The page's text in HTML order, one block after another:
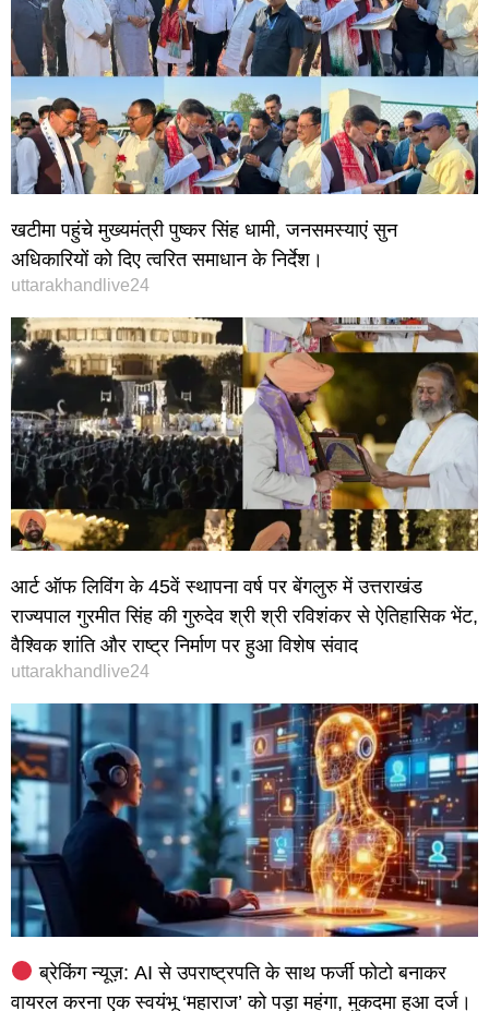
खटीमा पहुंचे मुख्यमंत्री पुष्कर सिंह धामी, जनसमस्याएं सुन
अधिकारियों को दिए त्वरित समाधान के निर्देश।
uttarakhandlive24
आर्ट ऑफ लिविंग के 45वें स्थापना वर्ष पर बेंगलुरु में उत्तराखंड
राज्यपाल गुरमीत सिंह की गुरुदेव श्री श्री रविशंकर से ऐतिहासिक भेंट,
वैश्विक शांति और राष्ट्र निर्माण पर हुआ विशेष संवाद
uttarakhandlive24
ब्रेकिंग न्यूज़: AI से उपराष्ट्रपति के साथ फर्जी फोटो बनाकर
वायरल करना एक स्वयंभू ‘महाराज’ को पड़ा महंगा, मुकदमा हुआ दर्ज।